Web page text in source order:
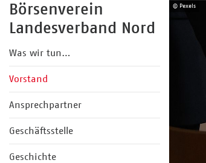
Börsenverein
Landesverband Nord
Was wir tun…
Vorstand
Ansprechpartner
Geschäftsstelle
Geschichte
© Pexels